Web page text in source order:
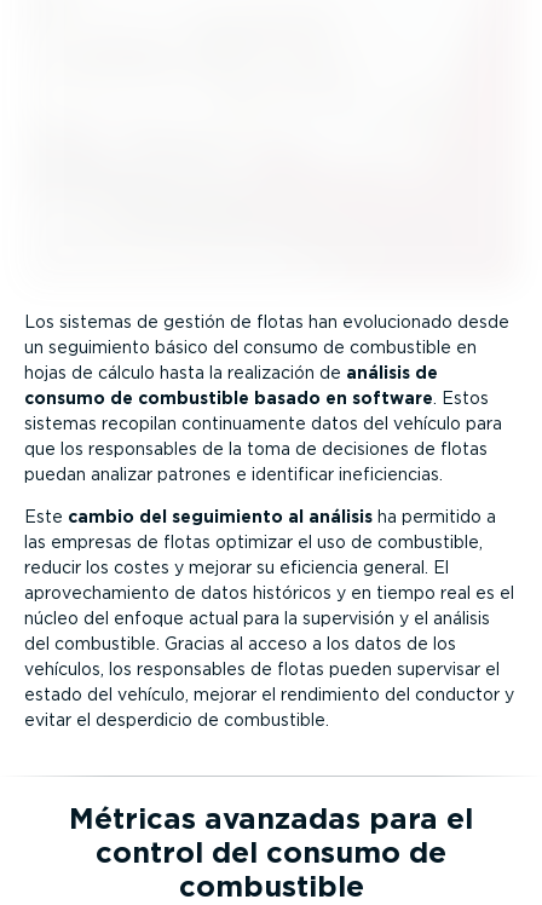
Los sistemas de gestión de flotas han evolu­cionado desde
un seguimiento básico del consumo de combustible en
hojas de cálculo hasta la realización de análisis de
consumo de combustible basado en software . Estos
sistemas recopilan conti­nua­mente datos del vehículo para
que los respon­sables de la toma de decisiones de flotas
puedan analizar patrones e identificar inefi­ciencias.
Este cambio del seguimiento al análisis ha permitido a
las empresas de flotas optimizar el uso de combustible,
reducir los costes y mejorar su eficiencia general. El
aprove­cha­miento de datos históricos y en tiempo real es el
núcleo del enfoque actual para la supervisión y el análisis
del combustible. Gracias al acceso a los datos de los
vehículos, los respon­sables de flotas pueden supervisar el
estado del vehículo, mejorar el rendimiento del conductor y
evitar el desperdicio de combustible.
Métricas avanzadas para el
control del consumo de
combustible